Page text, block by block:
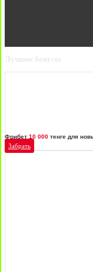
Лучшие бонусы
Фрибет 10 000 тенге для
Забрать